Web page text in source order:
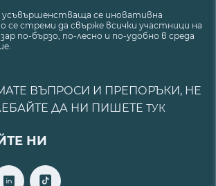
усъвършенстваща се иновативна
се стреми да свърже всички участници на
по-бързо, по-лесно и по-удобно в среда
ВЪПРОСИ И ПРЕПОРЪКИ, НЕ
ДА НИ ПИШЕТЕ ТУК
НИ